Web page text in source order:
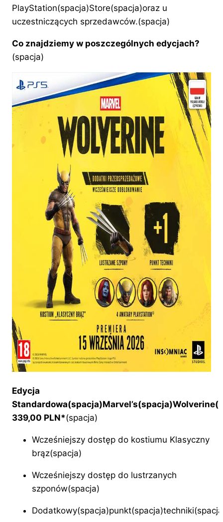
PlayStation(spacja)Store(spacja)oraz u
uczestniczących sprzedawców.(spacja)
Co znajdziemy w poszczególnych edycjach?
(spacja)
Edycja
339,00 PLN*(spacja)
Wcześniejszy dostęp do kostiumu Klasyczny
brąz(spacja)
Wcześniejszy dostęp do lustrzanych
szponów(spacja)